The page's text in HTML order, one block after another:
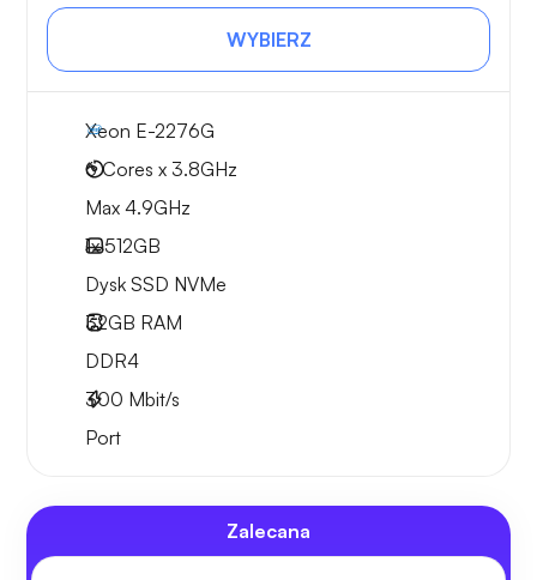
WYBIERZ
Xeon E-2276G
6 Cores x 3.8GHz
Max 4.9GHz
1x512GB
Dysk SSD NVMe
32GB RAM
DDR4
300 Mbit/s
Port
Zalecana